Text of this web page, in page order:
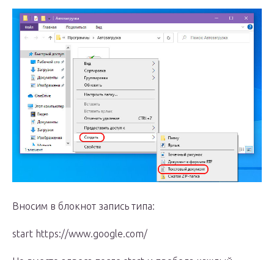
Вносим в блокнот запись типа:
start https://www.google.com/